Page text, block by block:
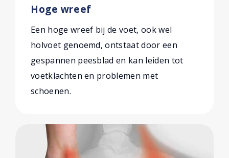
Hoge wreef
Een hoge wreef bij de voet, ook wel
holvoet genoemd, ontstaat door een
gespannen peesblad en kan leiden tot
voetklachten en problemen met
schoenen.